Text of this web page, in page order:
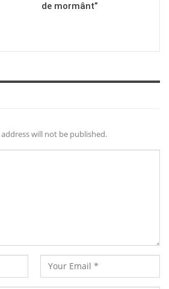
de mormânt”
will not be published.